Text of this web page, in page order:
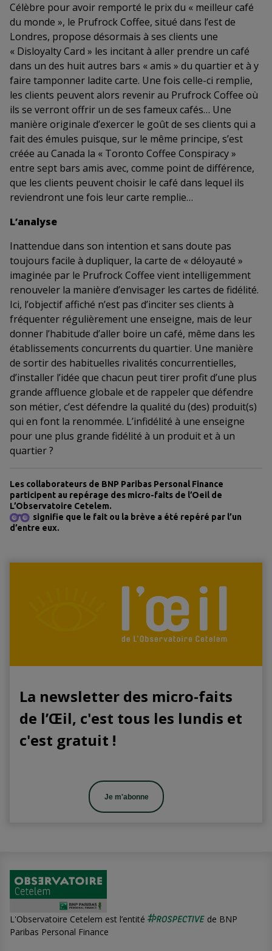
Célèbre pour avoir remporté le prix du « meilleur café
du monde », le Prufrock Coffee, situé dans l’est de
Londres, propose désormais à ses clients une
« Disloyalty Card » les incitant à aller prendre un café
dans un des huit autres bars « amis » du quartier et à y
faire tamponner ladite carte. Une fois celle-ci remplie,
les clients peuvent alors revenir au Prufrock Coffee où
ils se verront offrir un de ses fameux cafés… Une
manière originale d’exercer le goût de ses clients qui a
fait des émules puisque, sur le même principe, s’est
créée au Canada la « Toronto Coffee Conspiracy »
entre sept bars amis avec, comme point de différence,
que les clients peuvent choisir le café dans lequel ils
reviendront une fois leur carte remplie…
L’analyse
Inattendue dans son intention et sans doute pas
toujours facile à dupliquer, la carte de « déloyauté »
imaginée par le Prufrock Coffee vient intelligemment
renouveler la manière d’envisager les cartes de fidélité.
Ici, l’objectif affiché n’est pas d’inciter ses clients à
fréquenter régulièrement une enseigne, mais de leur
donner l’habitude d’aller boire un café, même dans les
établissements concurrents du quartier. Une manière
de sortir des habituelles rivalités concurrentielles,
d’installer l’idée que chacun peut tirer profit d’une plus
grande affluence globale et de rappeler que défendre
son métier, c’est défendre la qualité du (des) produit(s)
qui en font la renommée. L’infidélité à une enseigne
pour une plus grande fidélité à un produit et à un
quartier ?
Les collaborateurs de BNP Paribas Personal Finance
participent au repérage des micro-faits de l’Oeil de
L’Observatoire Cetelem.
signifie que le fait ou la brève a été repéré par l’un
d’entre eux.
La newsletter des micro-faits
de l’Œil, c'est tous les lundis et
c'est gratuit !
Je m'abonne
L'Observatoire Cetelem est l’entité
de BNP
Paribas Personal Finance